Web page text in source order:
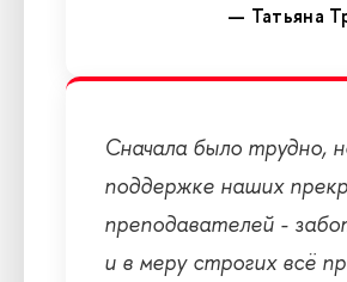
— Татьяна
Сначала было трудно,
поддержке наших
преподавателей -
и в меру строгих всё